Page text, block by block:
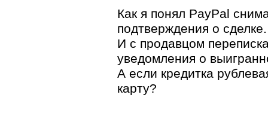
Как я понял PayPal
подтверждения о сделке.
И с продавцом
уведомления о
А если кредитка
карту?